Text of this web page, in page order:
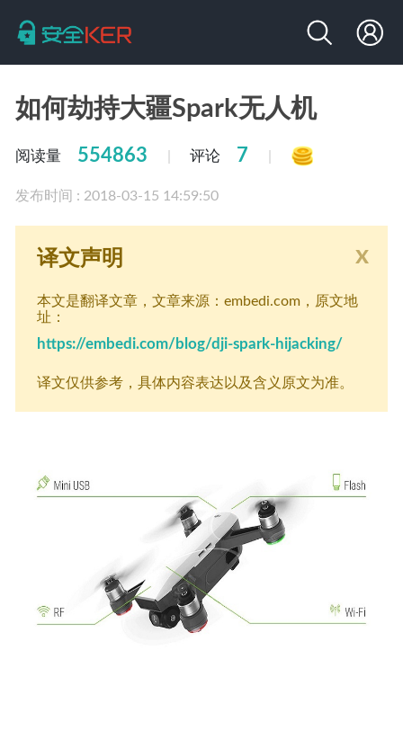
如何劫持大疆Spark无人机
阅读量 554863 评论 7
发布时间 : 2018-03-15 14:59:50
x
译文声明
本文是翻译文章，文章来源：embedi.com，原文地
址：
https://embedi.com/blog/dji-spark-hijacking/
译文仅供参考，具体内容表达以及含义原文为准。